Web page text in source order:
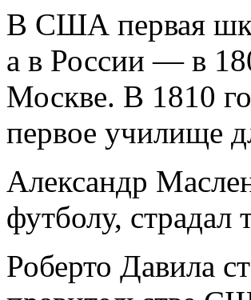
В США первая
а в России — в
Москве. В 1810
первое училище
Александр
футболу, страдал
Роберто Давила